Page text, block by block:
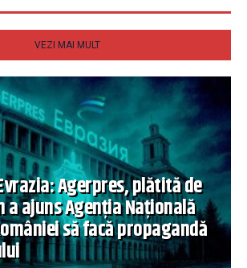
VEZI MAI MULT
Agerpres, plătită de
a ajuns Agenția Națională
să facă propagandă